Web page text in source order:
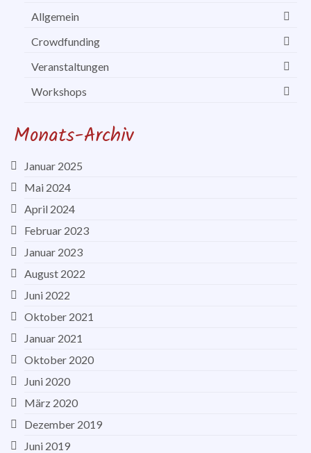
Allgemein
Crowdfunding
Veranstaltungen
Workshops
Monats-Archiv
Januar 2025
Mai 2024
April 2024
Februar 2023
Januar 2023
August 2022
Juni 2022
Oktober 2021
Januar 2021
Oktober 2020
Juni 2020
März 2020
Dezember 2019
Juni 2019